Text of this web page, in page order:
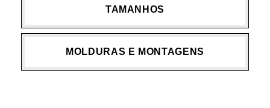
TAMANHOS
MOLDURAS E MONTAGENS